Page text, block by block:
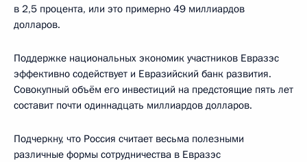
в 2,5 процента, или это примерно 49 миллиардов
долларов.
Поддержке национальных экономик участников Евразэс
эффективно содействует и Евразийский банк развития.
Совокупный объём его инвестиций на предстоящие пять лет
составит почти одиннадцать миллиардов долларов.
Подчеркну, что Россия считает весьма полезными
различные формы сотрудничества в Евразэс